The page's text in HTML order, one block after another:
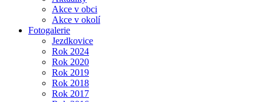
Akce v obci
Akce v okolí
Fotogalerie
Jezdkovice
Rok 2024
Rok 2020
Rok 2019
Rok 2018
Rok 2017